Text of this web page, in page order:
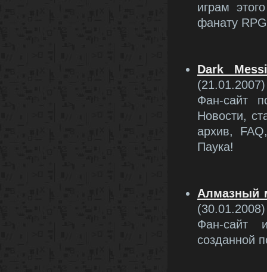
играм
фанату
Dark
(21.01.2007)
Фан-сайт
Новости,
архив,
Паука!
Алмазный
(30.01.2008)
Фан-сайт
созданной